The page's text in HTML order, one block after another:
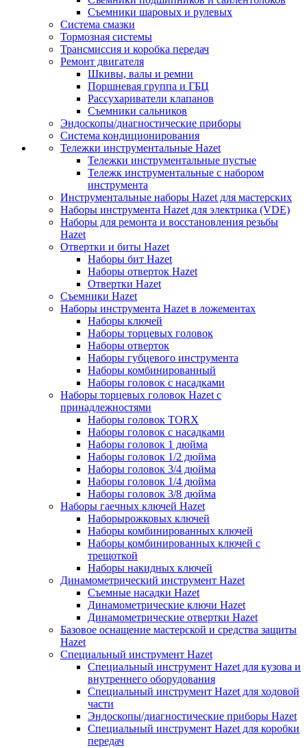
Съемники шаровых и рулевых
Система смазки
Тормозная системы
Трансмиссия и коробка передач
Ремонт двигателя
Шкивы, валы и ремни
Поршневая группа и ГБЦ
Рассухариватели клапанов
Съемники сальников
Эндоскопы/диагностические приборы
Система кондиционирования
Тележки инструментальные Hazet
Тележки инструментальные пустые
Тележк инструментальные с набором
инструмента
Инструментальные наборы Hazet для мастерских
Наборы инструмента Hazet для электрика (VDE)
Наборы для ремонта и восстановления резьбы
Hazet
Отвертки и биты Hazet
Наборы бит Hazet
Наборы отверток Hazet
Отвертки Hazet
Съемники Hazet
Наборы инструмента Hazet в ложементах
Наборы ключей
Наборы торцевых головок
Наборы отверток
Наборы губцевого инструмента
Наборы комбинированный
Наборы головок с насадками
Наборы торцевых головок Hazet с
принадлежностями
Наборы головок TORX
Наборы головок с насадками
Наборы головок 1 дюйма
Наборы головок 1/2 дюйма
Наборы головок 3/4 дюйма
Наборы головок 1/4 дюйма
Наборы головок 3/8 дюйма
Наборы гаечных ключей Hazet
Наборырожковых ключей
Наборы комбинированных ключей
Наборы комбинированных ключей с
трещоткой
Наборы накидных ключей
Динамометрический инструмент Hazet
Съемные насадки Hazet
Динамометрические ключи Hazet
Динамометрические отвертки Hazet
Базовое оснащение мастерской и средства защиты
Hazet
Специальный инструмент Hazet
Специальный инструмент Hazet для кузова и
внутреннего оборудования
Специальный инструмент Hazet для ходовой
части
Эндоскопы/диагностические приборы Hazet
Специальный инструмент Hazet для коробки
передач